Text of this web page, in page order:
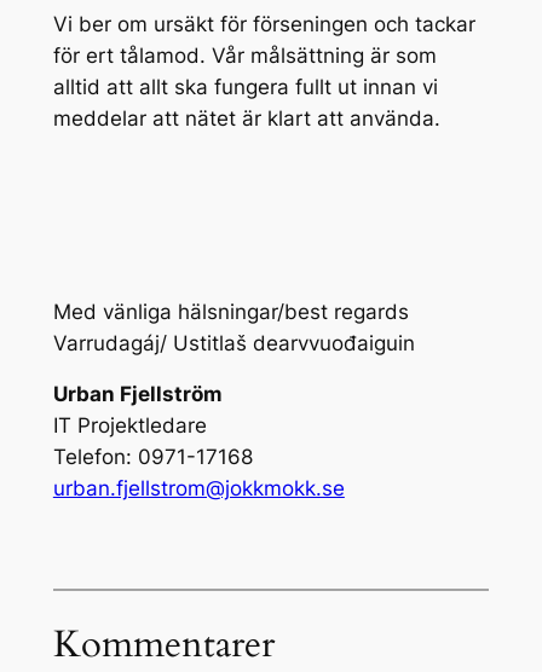
Vi ber om ursäkt för förseningen och tackar
för ert tålamod. Vår målsättning är som
alltid att allt ska fungera fullt ut innan vi
meddelar att nätet är klart att använda.
Med vänliga hälsningar/best regards
Varrudagáj/ Ustitlaš dearvvuođaiguin
Urban Fjellström
IT Projektledare
Telefon: 0971-17168
urban.fjellstrom@jokkmokk.se
Kommentarer